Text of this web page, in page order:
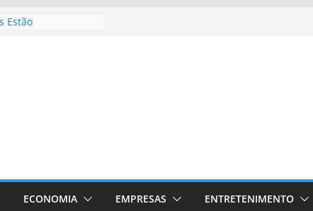
Estão
em Porto
de transfer,
de alto padrão
bolsas –
o segundo
únicas e
de volta!
ECONOMIA EMPRESAS ENTRETENIMENTO